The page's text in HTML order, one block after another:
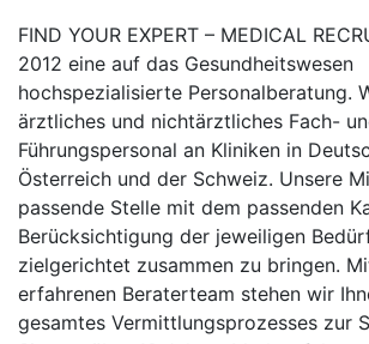
FIND YOUR EXPERT – MEDICAL
2012 eine auf das Gesundheitswesen
hochspezialisierte Personalberatung.
ärztliches und nichtärztliches Fach-
Führungspersonal an Kliniken in
Österreich und der Schweiz. Unsere
passende Stelle mit dem passenden
Berücksichtigung der jeweiligen
zielgerichtet zusammen zu bringen.
erfahrenen Beraterteam stehen wir
gesamtes Vermittlungsprozesses zur